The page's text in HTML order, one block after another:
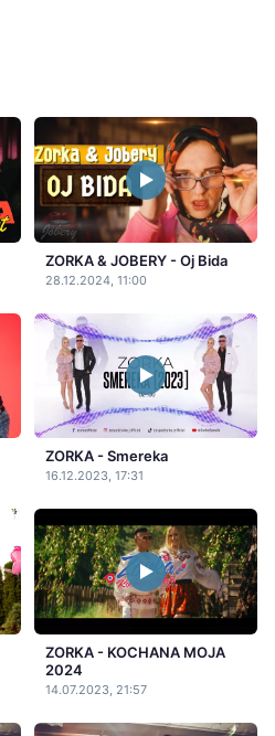
ZORKA & JOBERY - Oj Bida
28.12.2024, 11:00
ZORKA - Smereka
16.12.2023, 17:31
ZORKA - KOCHANA MOJA
2024
14.07.2023, 21:57